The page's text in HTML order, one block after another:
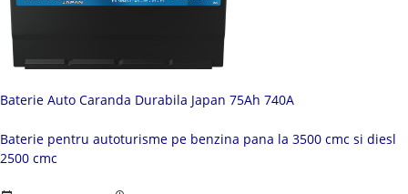
Baterie Auto Caranda Durabila Japan 75Ah 740A
Baterie pentru autoturisme pe benzina pana la 3500 cmc si diesl
2500 cmc